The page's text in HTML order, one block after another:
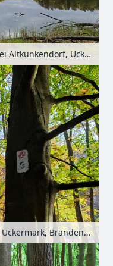
Buckowsee im Grumsiner Forst bei Altkünkendorf, Uckermark, Brandenburg, Deutschland
Buchenwald im Grumsiner Forst, Uckermark, Brandenburg, Deutschland